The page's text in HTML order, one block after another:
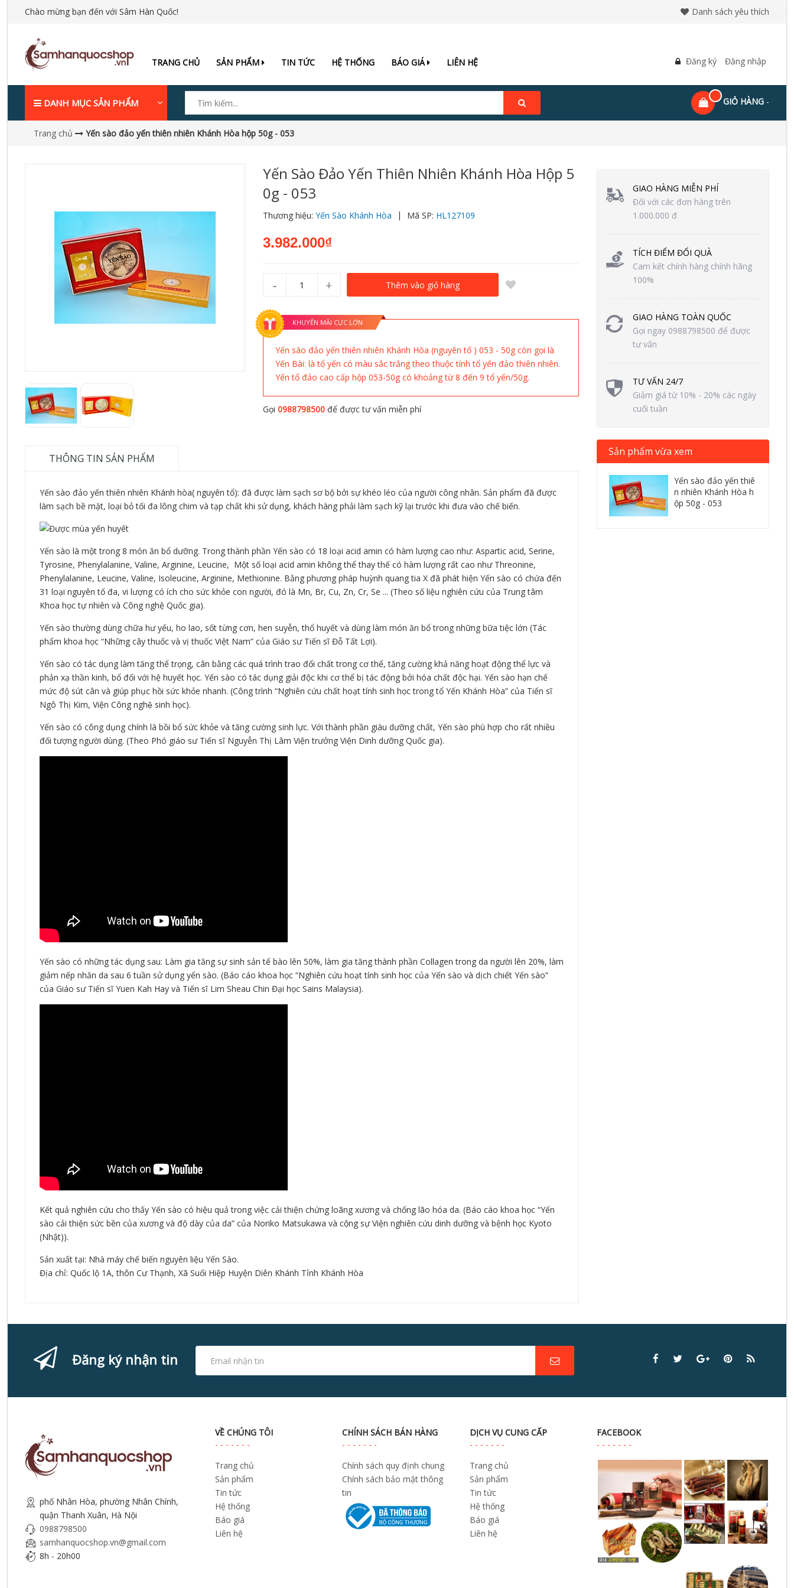
Chào mừng bạn đến với Sâm Hàn Quốc! Danh sách yêu thích
TRANG CHỦ SẢN PHẨM TIN TỨC HỆ THỐNG BÁO GIÁ LIÊN HỆ Đăng ký Đăng nhập
DANH MỤC SẢN PHẨM GIỎ HÀNG -
Trang chủ Yến sào đảo yến thiên nhiên Khánh Hòa hộp 50g - 053
Yến Sào Đảo Yến Thiên Nhiên Khánh Hòa Hộp 5
0g - 053
Thương hiệu: Yến Sào Khánh Hòa | Mã SP: HL127109
3.982.000₫
- + Thêm vào giỏ hàng
KHUYẾN MÃI CỰC LỚN
Yến sào đảo yến thiên nhiên Khánh Hòa (nguyên tổ ) 053 - 50g còn gọi là
Yến Bài: là tổ yến có màu sắc trắng theo thuộc tính tổ yến đảo thiên nhiên.
Yến tổ đảo cao cấp hộp 053-50g có khoảng từ 8 đến 9 tổ yến/50g.
Gọi 0988798500để được tư vấn miễn phí
THÔNG TIN SẢN PHẨM
Yến sào đảo yến thiên nhiên Khánh hòa( nguyên tổ): đã được làm sạch sơ bộ bởi sự khéo léo của người công nhân. Sản phẩm đã được
làm sạch bề mặt, loại bỏ tối đa lông chim và tạp chất khi sử dụng, khách hàng phải làm sạch kỹ lại trước khi đưa vào chế biến.
Yến sào là một trong 8 món ăn bổ dưỡng. Trong thành phần Yến sào có 18 loại acid amin có hàm lượng cao như: Aspartic acid, Serine,
Tyrosine, Phenylalanine, Valine, Arginine, Leucine, Một số loại acid amin không thể thay thế có hàm lượng rất cao như Threonine,
Phenylalanine, Leucine, Valine, Isoleucine, Arginine, Methionine. Bằng phương pháp huỳnh quang tia X đã phát hiện Yến sào có chứa đến
31 loại nguyên tố đa, vi lượng có ích cho sức khỏe con người, đó là Mn, Br, Cu, Zn, Cr, Se ... (Theo số liệu nghiên cứu của Trung tâm
Khoa học tự nhiên và Công nghệ Quốc gia).
Yến sào thường dùng chữa hư yếu, ho lao, sốt từng cơn, hen suyễn, thổ huyết và dùng làm món ăn bổ trong những bữa tiệc lớn (Tác
phẩm khoa học “Những cây thuốc và vị thuốc Việt Nam” của Giáo sư Tiến sĩ Đỗ Tất Lợi).
Yến sào có tác dụng làm tăng thể trọng, cân bằng các quá trình trao đổi chất trong cơ thể, tăng cường khả năng hoạt động thể lực và
phản xạ thần kinh, bổ đối với hệ huyết học. Yến sào có tác dụng giải độc khi cơ thể bị tác động bởi hóa chất độc hại. Yến sào hạn chế
mức độ sút cân và giúp phục hồi sức khỏe nhanh. (Công trình “Nghiên cứu chất hoạt tính sinh học trong tổ Yến Khánh Hòa” của Tiến sĩ
Ngô Thị Kim, Viện Công nghệ sinh học).
Yến sào có công dụng chính là bồi bổ sức khỏe và tăng cường sinh lực. Với thành phần giàu dưỡng chất, Yến sào phù hợp cho rất nhiều
đối tượng người dùng. (Theo Phó giáo sư Tiến sĩ Nguyễn Thị Lâm Viện trưởng Viện Dinh dưỡng Quốc gia).
Yến sào có những tác dụng sau: Làm gia tăng sự sinh sản tế bào lên 50%, làm gia tăng thành phần Collagen trong da người lên 20%, làm
giảm nếp nhăn da sau 6 tuần sử dụng yến sào. (Báo cáo khoa học “Nghiên cứu hoạt tính sinh học của Yến sào và dịch chiết Yến sào”
của Giáo sư Tiến sĩ Yuen Kah Hay và Tiến sĩ Lim Sheau Chin Đại học Sains Malaysia).
Kết quả nghiên cứu cho thấy Yến sào có hiệu quả trong việc cải thiện chứng loãng xương và chống lão hóa da. (Báo cáo khoa học “Yến
sào cải thiện sức bền của xương và độ dày của da” của Noriko Matsukawa và cộng sự Viện nghiên cứu dinh dưỡng và bệnh học Kyoto
(Nhật)).
Sản xuất tại: Nhà máy chế biến nguyên liệu Yến Sào.
Địa chỉ: Quốc lộ 1A, thôn Cư Thạnh, Xã Suối Hiệp Huyện Diên Khánh Tỉnh Khánh Hòa
GIAO HÀNG MIỄN PHÍ
Đối với các đơn hàng trên
1.000.000 đ
TÍCH ĐIỂM ĐỔI QUÀ
Cam kết chính hàng chính hãng
100%
GIAO HÀNG TOÀN QUỐC
Gọi ngay 0988798500 để được
tư vấn
TƯ VẤN 24/7
Giảm giá từ 10% - 20% các ngày
cuối tuần
Sản phẩm vừa xem
Yến sào đảo yến thiê
n nhiên Khánh Hòa h
ộp 50g - 053
Đăng ký nhận tin
phố Nhân Hòa, phường Nhân Chính,
quận Thanh Xuân, Hà Nội
0988798500
samhanquocshop.vn@gmail.com
8h - 20h00
VỀ CHÚNG TÔI
Trang chủ
Sản phẩm
Tin tức
Hệ thống
Báo giá
Liên hệ
CHÍNH SÁCH BÁN HÀNG
Chính sách quy định chung
Chính sách bảo mật thông
tin
DỊCH VỤ CUNG CẤP
Trang chủ
Sản phẩm
Tin tức
Hệ thống
Báo giá
Liên hệ
FACEBOOK